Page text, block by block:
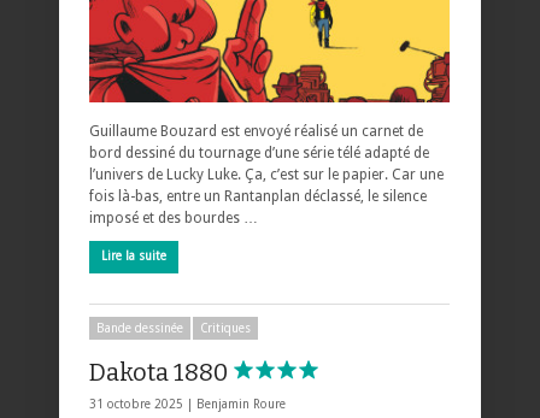
Guillaume Bouzard est envoyé réalisé un carnet de
bord dessiné du tournage d’une série télé adapté de
l’univers de Lucky Luke. Ça, c’est sur le papier. Car une
fois là-bas, entre un Rantanplan déclassé, le silence
imposé et des bourdes …
Lire la suite
Bande dessinée Critiques
Dakota 1880
31 octobre 2025 | Benjamin Roure